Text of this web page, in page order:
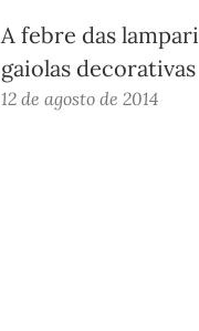
A febre das
gaiolas decorativas
12 de agosto de 2014